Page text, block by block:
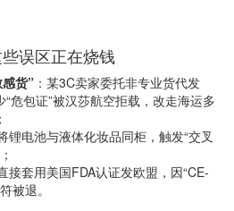
误区正在烧钱
货” ：某3C卖家委托非专业货代发
危包证”被汉莎航空拒载，改走海运多
锂电池与液体化妆品同柜，触发“交叉
接套用美国FDA认证发欧盟，因“CE-
被退。